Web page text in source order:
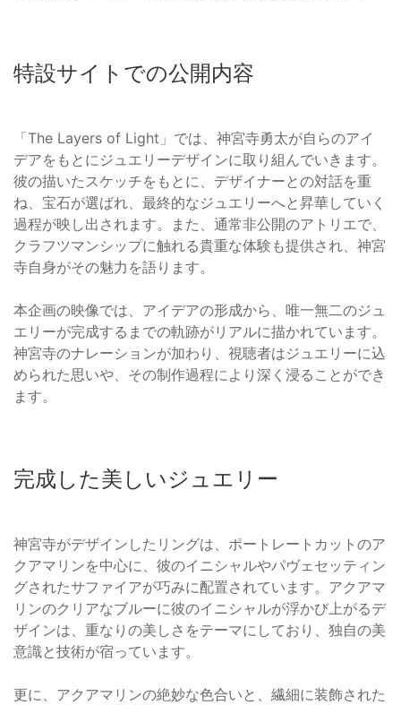
特設サイトでの公開内容
「The Layers of Light」では、神宮寺勇太が自らのアイ
デアをもとにジュエリーデザインに取り組んでいきます。
彼の描いたスケッチをもとに、デザイナーとの対話を重
ね、宝石が選ばれ、最終的なジュエリーへと昇華していく
過程が映し出されます。また、通常非公開のアトリエで、
クラフツマンシップに触れる貴重な体験も提供され、神宮
寺自身がその魅力を語ります。
本企画の映像では、アイデアの形成から、唯一無二のジュ
エリーが完成するまでの軌跡がリアルに描かれています。
神宮寺のナレーションが加わり、視聴者はジュエリーに込
められた思いや、その制作過程により深く浸ることができ
ます。
完成した美しいジュエリー
神宮寺がデザインしたリングは、ポートレートカットのア
クアマリンを中心に、彼のイニシャルやパヴェセッティン
グされたサファイアが巧みに配置されています。アクアマ
リンのクリアなブルーに彼のイニシャルが浮かび上がるデ
ザインは、重なりの美しさをテーマにしており、独自の美
意識と技術が宿っています。
更に、アクアマリンの絶妙な色合いと、繊細に装飾された